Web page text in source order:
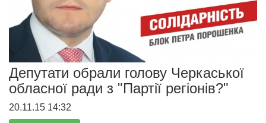
Депутати обрали голову Черкаської
обласної ради з "Партії регіонів?"
20.11.15 14:32